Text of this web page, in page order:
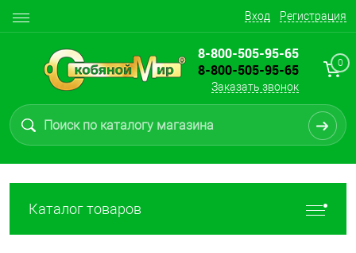
Вход Регистрация
8-800-505-95-65
8-800-505-95-65
Заказать звонок
0
Каталог товаров